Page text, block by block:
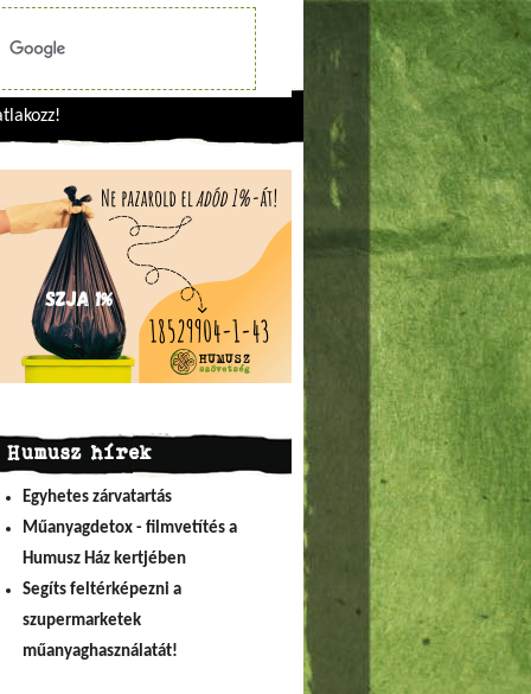
Humusz hírek
Egyhetes zárvatartás
Műanyagdetox - filmvetítés a
Humusz Ház kertjében
Segíts feltérképezni a
szupermarketek
műanyaghasználatát!